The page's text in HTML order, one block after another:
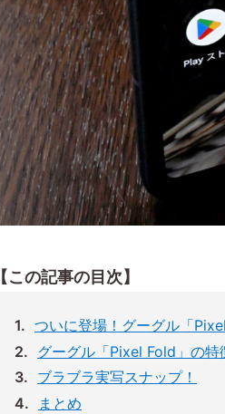
【この記事の目次】
ついに登場！グーグル「Pixel
グーグル「Pixel Fold」の特
ブラブラ実写スナップ！
まとめ